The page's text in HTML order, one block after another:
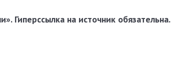
Гиперссылка на источник обязательна.